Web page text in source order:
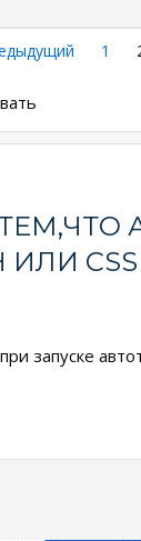
1
CSS
запуске